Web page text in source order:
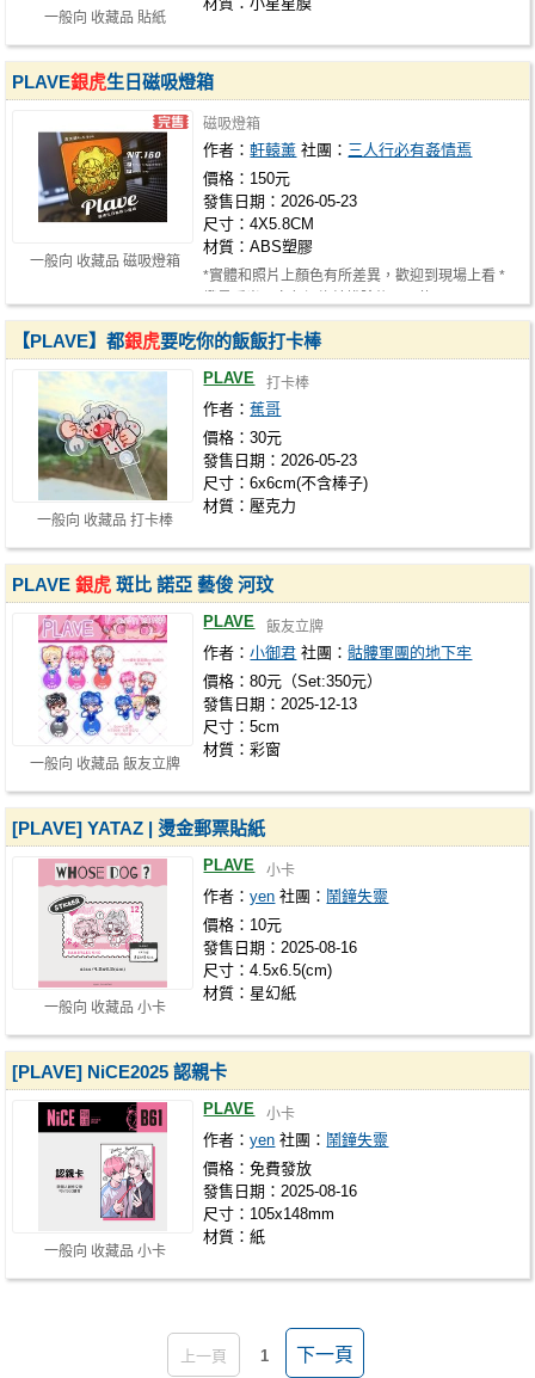
一般向 收藏品 貼紙
一般向 收藏品 磁吸燈箱
PLAVE銀虎生日磁吸燈箱
磁吸燈箱
作者：軒轅薰 社團： 三人行必有姦情焉
價格：150元
發售日期：2026-05-23
尺寸：4X5.8CM
材質：ABS塑膠
*實體和照片上顏色有所差異，歡迎到現場上看 *
一般向 收藏品 打卡棒
【PLAVE】都銀虎要吃你的飯飯打卡棒
PLAVE 打卡棒
作者：蕉哥
價格：30元
發售日期：2026-05-23
尺寸：6x6cm(不含棒子)
材質：壓克力
一般向 收藏品 飯友立牌
PLAVE銀虎 斑比 諾亞 藝俊 河玟
PLAVE 飯友立牌
作者：小御君 社團：骷髏軍團的地下牢
價格：80元（Set:350元）
發售日期：2025-12-13
尺寸：5cm
材質：彩窗
一般向 收藏品 小卡
[PLAVE] YATAZ | 燙金郵票貼紙
PLAVE 小卡
作者：yen 社團： 鬧鐘失靈
價格：10元
發售日期：2025-08-16
尺寸：4.5x6.5(cm)
材質：星幻紙
一般向 收藏品 小卡
[PLAVE] NiCE2025 認親卡
PLAVE 小卡
作者：yen 社團： 鬧鐘失靈
價格：免費發放
發售日期：2025-08-16
尺寸：105x148mm
材質：紙
上一頁 1 下一頁